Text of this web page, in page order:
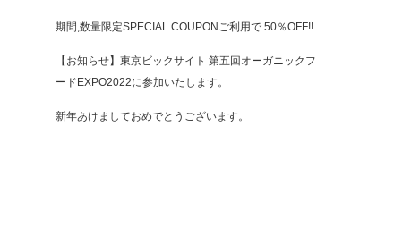
期間,数量限定SPECIAL COUPONご利用で 50％OFF!!
【お知らせ】東京ビックサイト 第五回オーガニックフ
ードEXPO2022に参加いたします。
新年あけましておめでとうございます。